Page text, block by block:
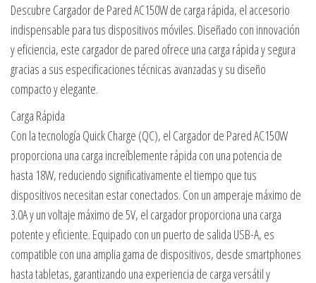
Descubre Cargador de Pared AC150W de carga rápida, el accesorio
indispensable para tus dispositivos móviles. Diseñado con innovación
y eficiencia, este cargador de pared ofrece una carga rápida y segura
gracias a sus especificaciones técnicas avanzadas y su diseño
compacto y elegante.
Carga Rápida
Con la tecnología Quick Charge (QC), el Cargador de Pared AC150W
proporciona una carga increíblemente rápida con una potencia de
hasta 18W, reduciendo significativamente el tiempo que tus
dispositivos necesitan estar conectados. Con un amperaje máximo de
3.0A y un voltaje máximo de 5V, el cargador proporciona una carga
potente y eficiente. Equipado con un puerto de salida USB-A, es
compatible con una amplia gama de dispositivos, desde smartphones
hasta tabletas, garantizando una experiencia de carga versátil y